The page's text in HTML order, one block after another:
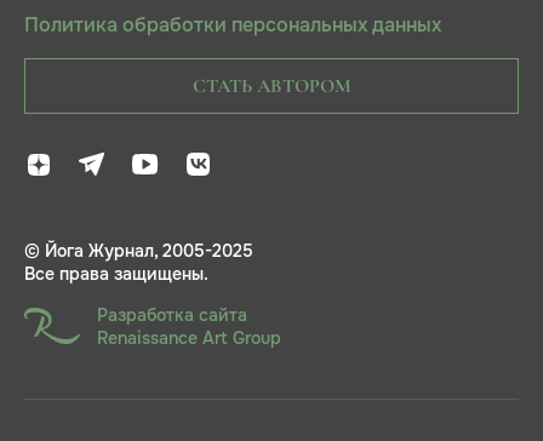
Политика обработки персональных данных
СТАТЬ АВТОРОМ
© Йога Журнал, 2005-2025
Все права защищены.
Разработка сайта
Renaissance Art Group